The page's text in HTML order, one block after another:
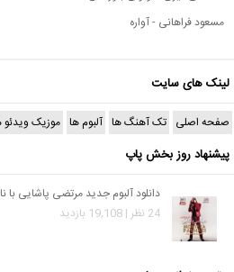
مسعود فراهانی - آواره
لینک های سایت
صفحه اصلی تک آهنگ ها آلبوم ها موزیک ویدئو
پیشنهاد روز بخش پاپ
دانلود آلبوم جدید مرتضی پاشایی
24 نظر | 19,108 بازدید